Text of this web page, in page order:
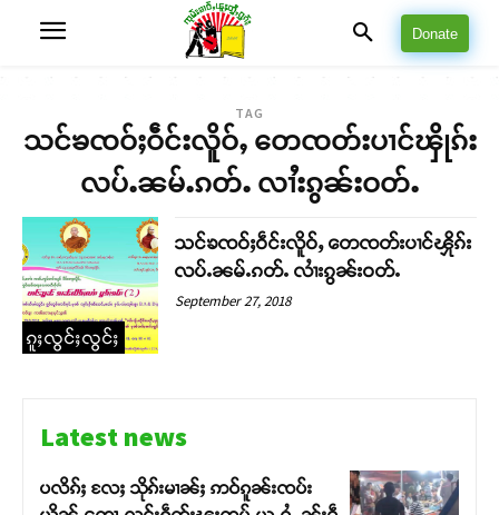
Donate
TAG
သင်ၶၸဝ်ႈဝဵင်းလိူဝ်ႇ တေၸတ်းပၢင်ၾိုၵ်း
လပ်ႉၼမ်ႉၵတ်ႉ လၢႆးၵွၼ်းဝတ်ႉ
ၵူႈလွင်ႈလွင်ႈ
သင်ၶၸဝ်ႈဝဵင်းလိူဝ်ႇ တေၸတ်းပၢင်ၾိုၵ်း
လပ်ႉၼမ်ႉၵတ်ႉ လၢႆးၵွၼ်းဝတ်ႉ
September 27, 2018
Latest news
ပလိၵ်ႈ လႄႈ သိုၵ်းမၢၼ်ႈ ဢဝ်ၵူၼ်းၸပ်း